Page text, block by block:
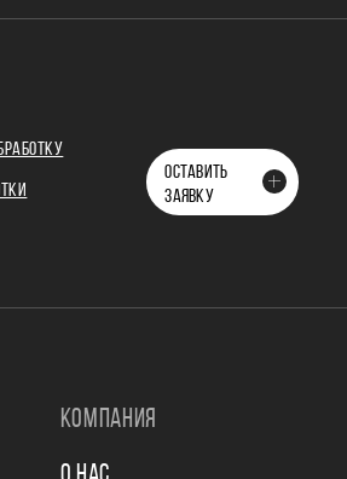
ОСТАВИТЬ
ЗАЯВКУ
КОМПАНИЯ